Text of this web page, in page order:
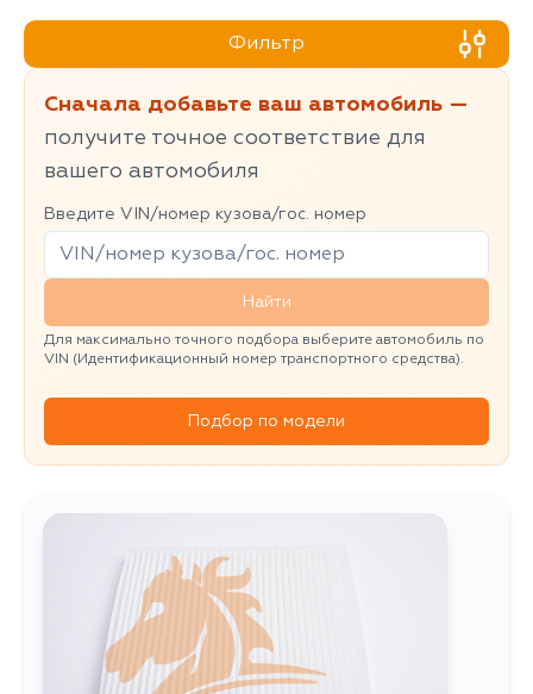
Фильтр
Сначала добавьте ваш автомобиль —
получите точное соответствие для
вашего автомобиля
Введите VIN/номер кузова/гос. номер
Найти
Для максимально точного подбора выберите автомобиль по
VIN (Идентификационный номер транспортного средства).
Подбор по модели